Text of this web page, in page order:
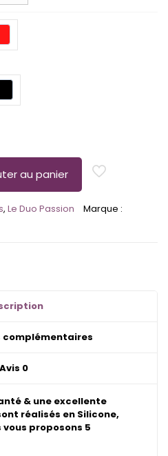
au panier
, Le Duo Passion
Marque :
Avis 0
& une excellente
réalisés en Silicone,
proposons 5